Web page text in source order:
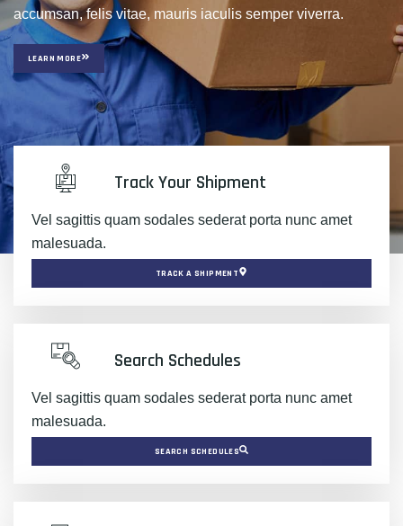
accumsan, felis vitae, mauris iaculis semper viverra.
LEARN MORE
Track Your Shipment
Vel sagittis quam sodales sederat porta nunc amet
malesuada.
TRACK A SHIPMENT
Search Schedules
Vel sagittis quam sodales sederat porta nunc amet
malesuada.
SEARCH SCHEDULES